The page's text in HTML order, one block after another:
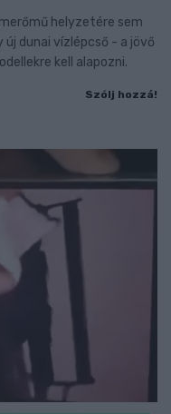
helyzetére sem
dunai vízlépcső - a jövő
kell alapozni.
Szólj hozzá!